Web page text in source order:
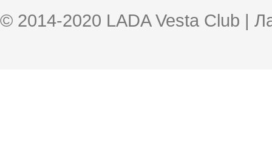
© 2014-2020 LADA Vesta Club |